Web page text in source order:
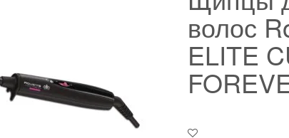
волос
ELITE